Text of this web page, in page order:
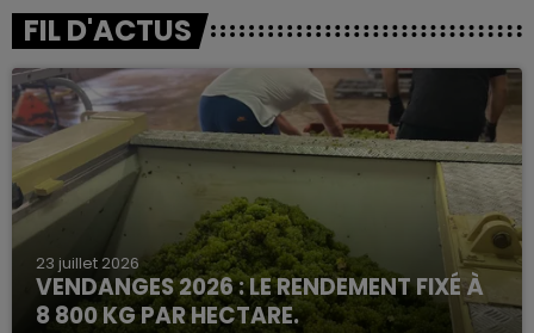
FIL D'ACTUS
23 juillet 2026
VENDANGES 2026 : LE RENDEMENT FIXÉ À
8 800 KG PAR HECTARE.